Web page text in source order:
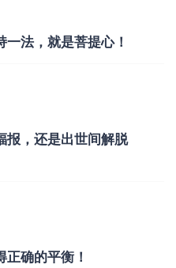
法，就是菩提心！
报，还是出世间解脱
确的平衡！